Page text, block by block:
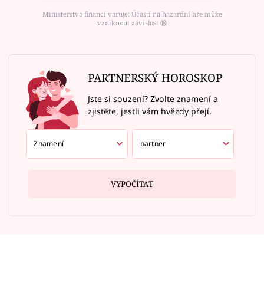
Ministerstvo financí varuje: Účastí na hazardní hře může
vzniknout závislost ⑱
PARTNERSKÝ HOROSKOP
Jste si souzení? Zvolte znamení a
zjistěte, jestli vám hvězdy přejí.
VYPOČÍTAT